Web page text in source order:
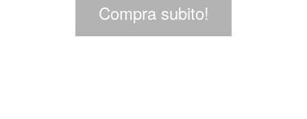
Compra subito!